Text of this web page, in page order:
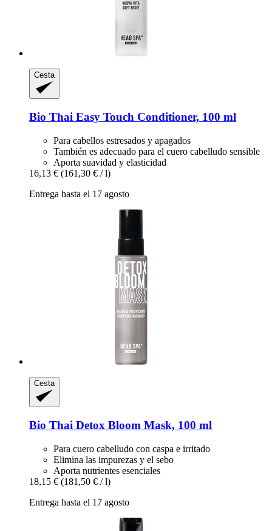
Cesta
Bio Thai Easy Touch Conditioner, 100 ml
Para cabellos estresados y apagados
También es adecuado para el cuero cabelludo sensible
Aporta suavidad y elasticidad
16,13 € (161,30 € / l)
Entrega hasta el 17 agosto
Cesta
Bio Thai Detox Bloom Mask, 100 ml
Para cuero cabelludo con caspa e irritado
Elimina las impurezas y el sebo
Aporta nutrientes esenciales
18,15 € (181,50 € / l)
Entrega hasta el 17 agosto